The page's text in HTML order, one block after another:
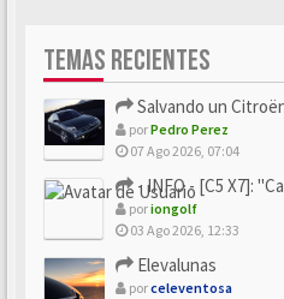
TEMAS RECIENTES
Salvando un Citroën C5 del
porPedro Perez
07 Ago 2026, 07:04
- INFO - [C5 X7]:
poriongolf
03 Ago 2026, 12:33
Elevalunas
porceleventosa